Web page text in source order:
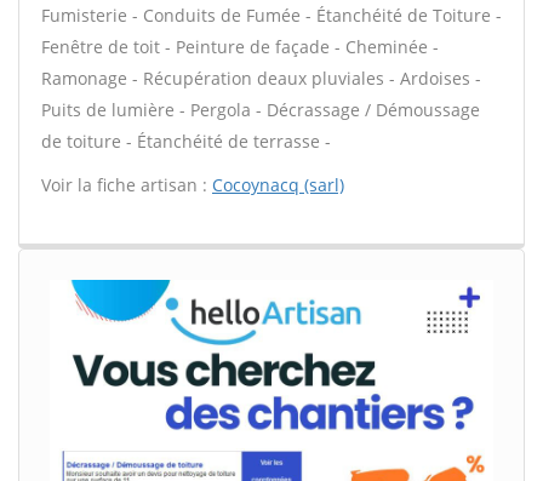
Fumisterie - Conduits de Fumée - Étanchéité de Toiture -
Fenêtre de toit - Peinture de façade - Cheminée -
Ramonage - Récupération deaux pluviales - Ardoises -
Puits de lumière - Pergola - Décrassage / Démoussage
de toiture - Étanchéité de terrasse -
Voir la fiche artisan : Cocoynacq (sarl)